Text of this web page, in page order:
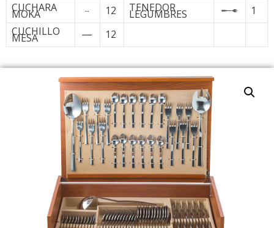
CUCHARA
MOKA 12 TENEDOR
LEGUMBRES
1
CUCHILLO
MESA 12